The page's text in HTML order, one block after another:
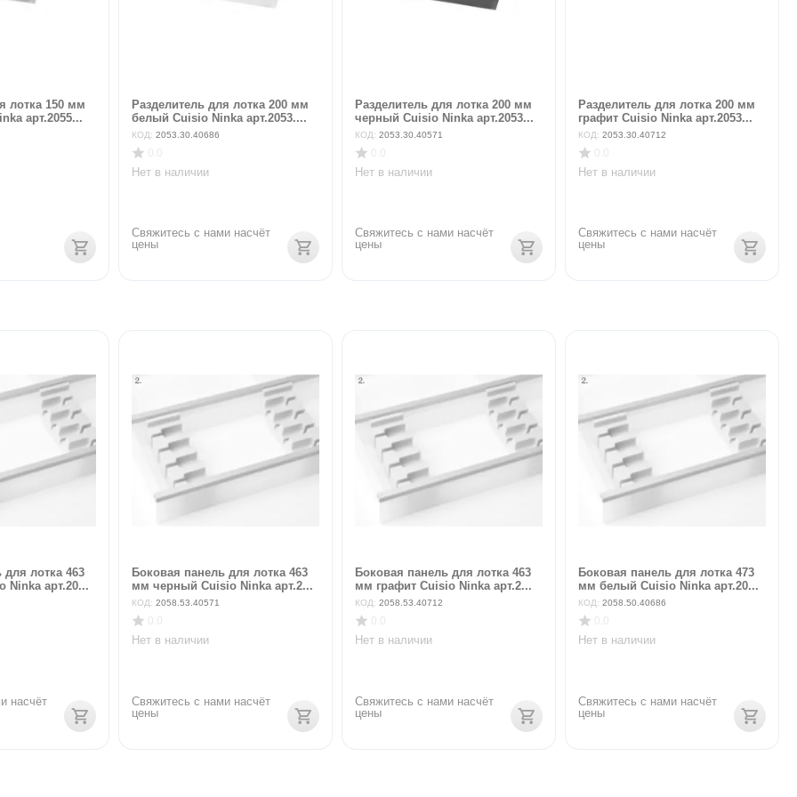
лотка 150 мм
арт.2055...
Разделитель для лотка 200 мм
белый Cuisio Ninka арт.2053....
КОД: 2053.30.40686
Нет в наличии
Свяжитесь с нами насчёт
цены
Разделитель для лотка 200 мм
черный Cuisio Ninka арт.2053...
КОД: 2053.30.40571
Нет в наличии
Свяжитесь с нами насчёт
цены
Разделитель для лотка 200 мм
графит Cuisio Ninka арт.2053...
КОД: 2053.30.40712
Нет в наличии
Свяжитесь с нами насчёт
цены
лотка 463
арт.20...
насчёт
Боковая панель для лотка 463
мм черный Cuisio Ninka арт.2...
КОД: 2058.53.40571
Нет в наличии
Свяжитесь с нами насчёт
цены
Боковая панель для лотка 463
мм графит Cuisio Ninka арт.2...
КОД: 2058.53.40712
Нет в наличии
Свяжитесь с нами насчёт
цены
Боковая панель для лотка 473
мм белый Cuisio Ninka арт.20...
КОД: 2058.50.40686
Нет в наличии
Свяжитесь с нами насчёт
цены